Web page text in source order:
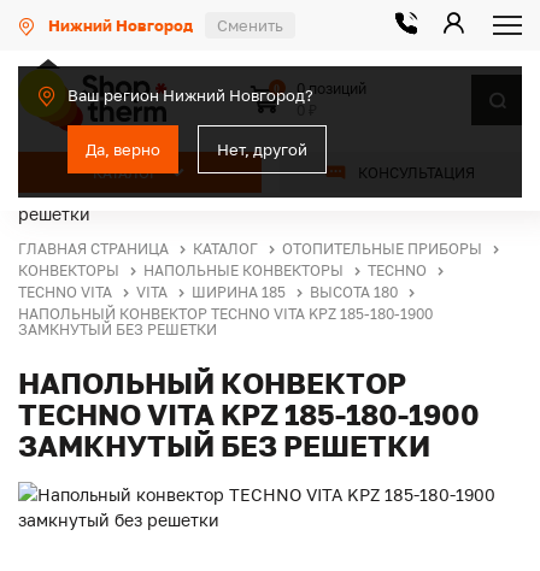
Нижний Новгород Сменить
Ваш регион Нижний Новгород?
Да, верно Нет, другой
КАТАЛОГ КОНСУЛЬТАЦИЯ
0
0 позиций
ГЛАВНАЯ СТРАНИЦА КАТАЛОГ
ОТОПИТЕЛЬНЫЕ ПРИБОРЫ
КОНВЕКТОРЫ
НАПОЛЬНЫЕ КОНВЕКТОРЫ
TECHNO
TECHNO VITA
VITA ШИРИНА 185
ВЫСОТА 180
НАПОЛЬНЫЙ КОНВЕКТОР TECHNO VITA KPZ 185-180-1900
ЗАМКНУТЫЙ БЕЗ РЕШЕТКИ
НАПОЛЬНЫЙ КОНВЕКТОР
TECHNO VITA KPZ 185-180-1900
ЗАМКНУТЫЙ БЕЗ РЕШЕТКИ